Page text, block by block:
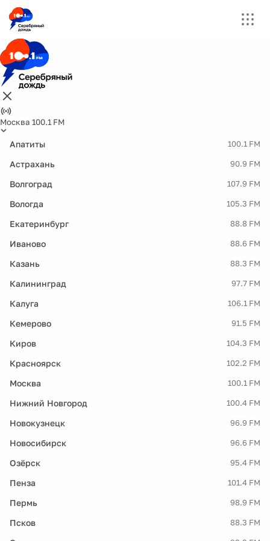
Москва 100.1 FM
Апатиты 100.1 FM
Астрахань 90.9 FM
Волгоград 107.9 FM
Вологда 105.3 FM
Екатеринбург 88.8 FM
Иваново 88.6 FM
Казань 88.3 FM
Калининград 97.7 FM
Калуга 106.1 FM
Кемерово 91.5 FM
Киров 104.3 FM
Красноярск 102.2 FM
Москва 100.1 FM
Нижний Новгород 100.4 FM
Новокузнецк 96.9 FM
Новосибирск 96.6 FM
Озёрск 95.4 FM
Пенза 101.4 FM
Пермь 98.9 FM
Псков 88.3 FM